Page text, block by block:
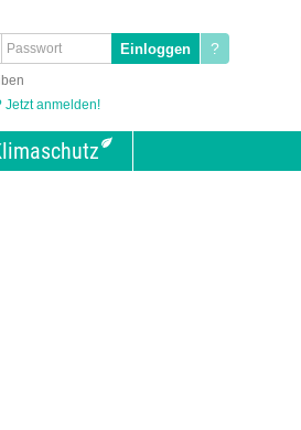
?
Jetzt anmelden!